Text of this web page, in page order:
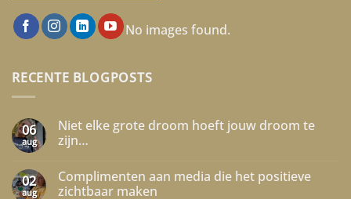
No images found.
RECENTE BLOGPOSTS
06
aug
Niet elke grote droom hoeft jouw droom te
zijn…
op
Niet
02
aug
Complimenten aan media die het positieve
zichtbaar maken